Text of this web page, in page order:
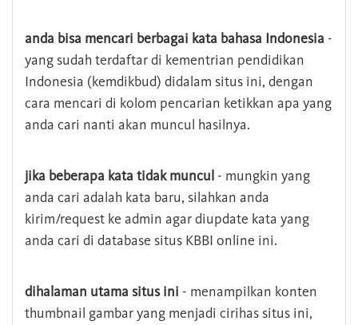
anda bisa mencari berbagai kata bahasa Indonesia -
yang sudah terdaftar di kementrian pendidikan
Indonesia (kemdikbud) didalam situs ini, dengan
cara mencari di kolom pencarian ketikkan apa yang
anda cari nanti akan muncul hasilnya.
jika beberapa kata tidak muncul - mungkin yang
anda cari adalah kata baru, silahkan anda
kirim/request ke admin agar diupdate kata yang
anda cari di database situs KBBI online ini.
dihalaman utama situs ini - menampilkan konten
thumbnail gambar yang menjadi cirihas situs ini,